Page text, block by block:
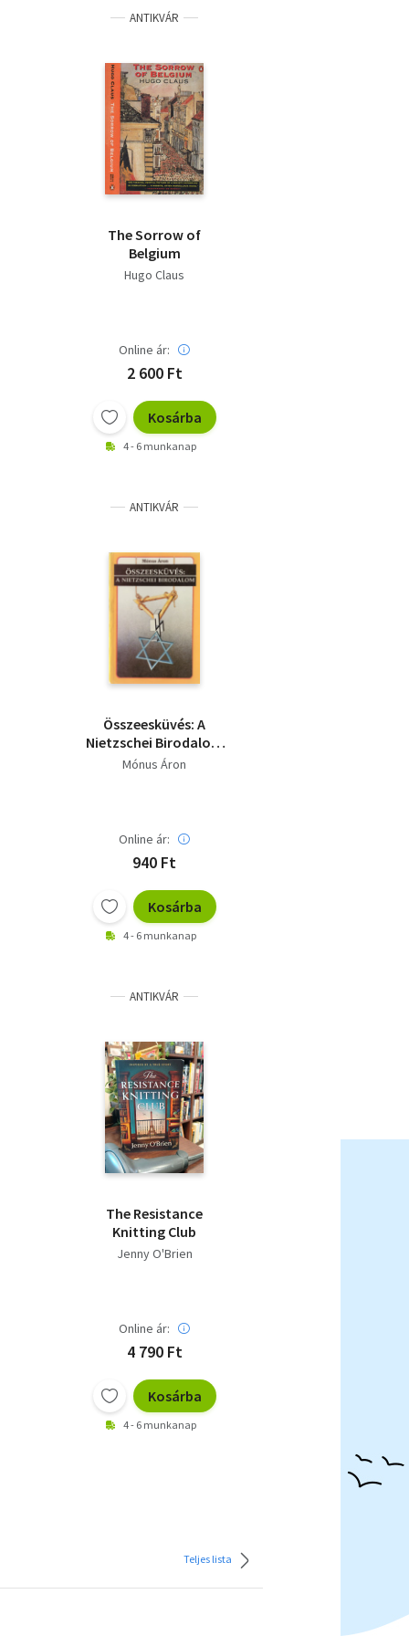
ANTIKVÁR
The Sorrow of
Belgium
Hugo Claus
Online ár:
2 600 Ft
Kosárba
4 - 6 munkanap
ANTIKVÁR
Összeesküvés: A
Nietzschei Birodalom
(A szabadkőműves
Mónus Áron
Online ár:
940 Ft
Kosárba
4 - 6 munkanap
ANTIKVÁR
The Resistance
Knitting Club
Jenny O'Brien
Online ár:
4 790 Ft
Kosárba
4 - 6 munkanap
Teljes lista